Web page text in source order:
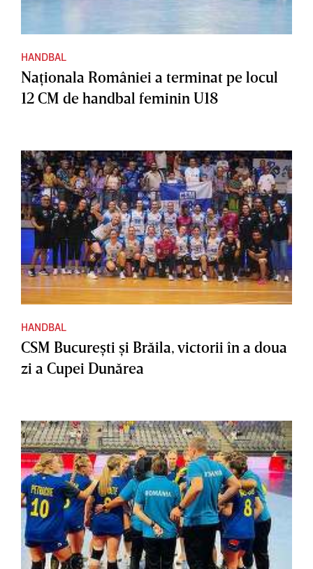
HANDBAL
Naţionala României a terminat pe locul
12 CM de handbal feminin U18
HANDBAL
CSM Bucureşti şi Brăila, victorii în a doua
zi a Cupei Dunărea